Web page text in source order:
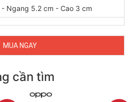
- Ngang 5.2 cm - Cao 3 cm
MUA NGAY
cần tìm